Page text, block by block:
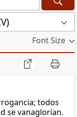
Font Size
todos
se vanaglorían.